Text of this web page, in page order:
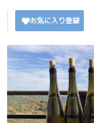
お気に入り登録